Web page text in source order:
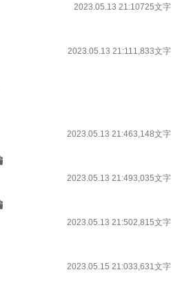
転しながら進んでいく。2023.05.13 21:10725文字
2023.05.13 21:111,833文字
2023.05.13 21:463,148文字
2023.05.13 21:493,035文字
2023.05.13 21:502,815文字
2023.05.15 21:033,631文字